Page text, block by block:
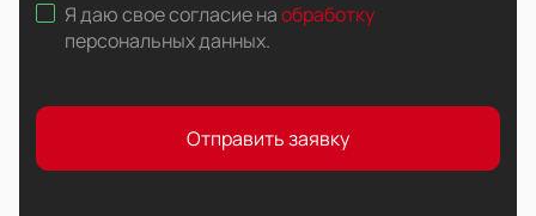
Я даю свое согласие наобработку
персональных данных.
Отправить заявку